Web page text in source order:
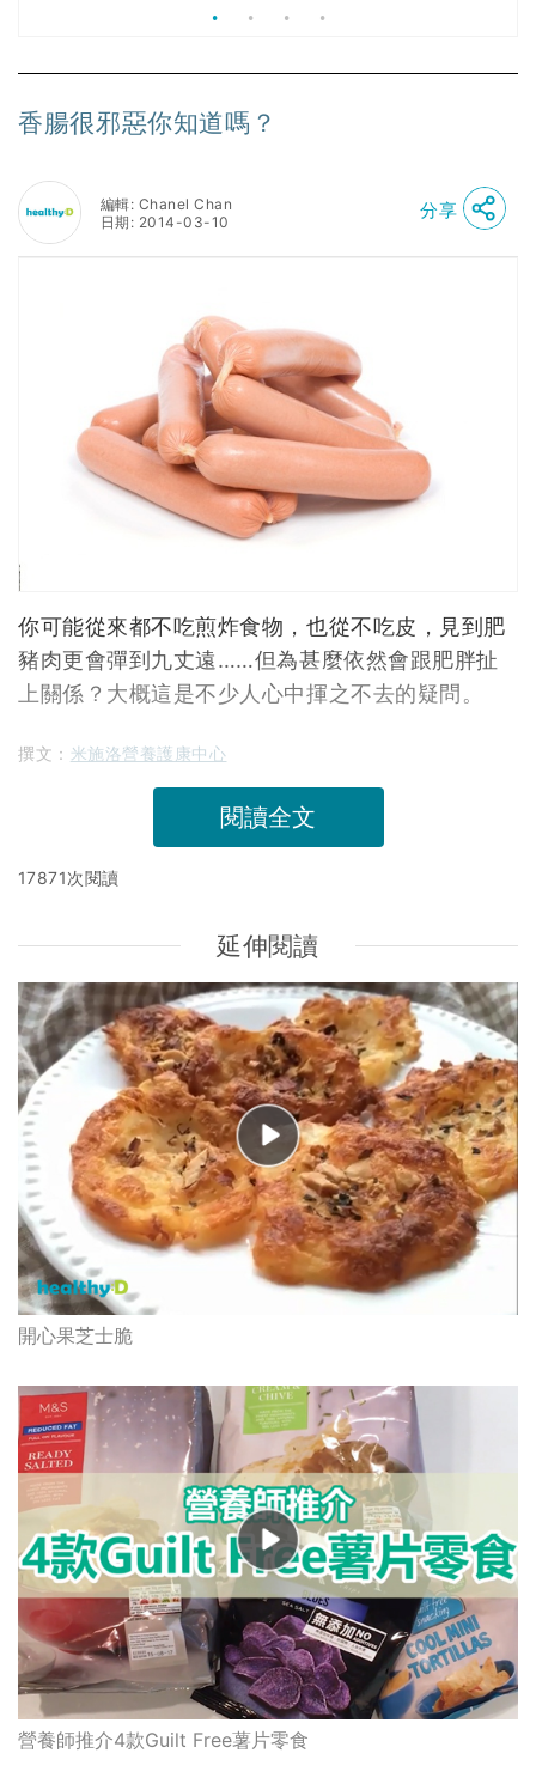
香腸很邪惡你知道嗎？
編輯: Chanel Chan
日期: 2014-03-10
分享
你可能從來都不吃煎炸食物，也從不吃皮，見到肥
豬肉更會彈到九丈遠……但為甚麼依然會跟肥胖扯
上關係？大概這是不少人心中揮之不去的疑問。
撰文： 米施洛營養護康中心
閱讀全文
17871次閱讀
延伸閱讀
開心果芝士脆
營養師推介4款Guilt Free薯片零食